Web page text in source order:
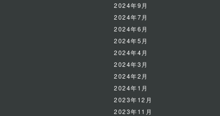
2024年9月
2024年7月
2024年6月
2024年5月
2024年4月
2024年3月
2024年2月
2024年1月
2023年12月
2023年11月